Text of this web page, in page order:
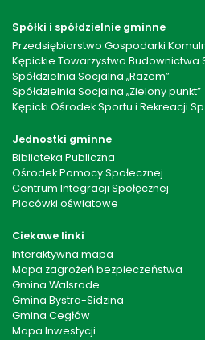
Spółki i spółdzielnie gminne
Przedsiębiorstwo Gospodarki
Kępickie Towarzystwo Budownictwa
Spółdzielnia Socjalna „Razem”
Spółdzielnia Socjalna „Zielony punkt”
Kępicki Ośrodek Sportu i Rekreacji
Jednostki gminne
Biblioteka Publiczna
Ośrodek Pomocy Społecznej
Centrum Integracji Społęcznej
Placówki oświatowe
Ciekawe linki
Interaktywna mapa
Mapa zagrożeń bezpieczeństwa
Gmina Walsrode
Gmina Bystra-Sidzina
Gmina Cegłów
Mapa Inwestycji